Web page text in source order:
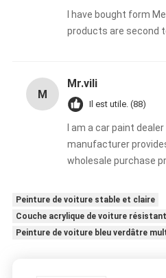
I have bought form
products are second
M
Mr.vili
Il est utile. (88)
I am a car paint
manufacturer
wholesale purchase
Peinture de voiture stable et claire
Couche acrylique de voiture
Peinture de voiture bleu verdâtre